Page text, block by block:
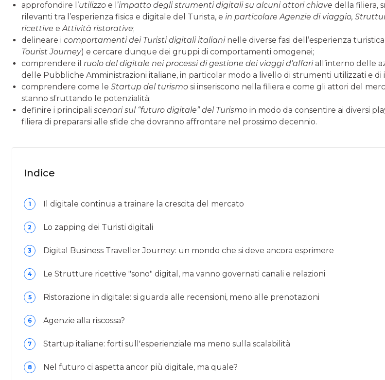
approfondire l’utilizzo e l’impatto degli strumenti digitali su alcuni attori chiave della filiera,
rilevanti tra l’esperienza fisica e digitale del Turista, e in particolare Agenzie di viaggio,
ricettive e Attività ristorative;
delineare i comportamenti dei Turisti digitali italianinelle diverse fasi dell’esperienza turistica
Tourist Journey) e cercare dunque dei gruppi di comportamenti omogenei;
comprendere il ruolo del digitale nei processi di gestione dei viaggi d’affariall’interno delle
delle Pubbliche Amministrazioni italiane, in particolar modo a livello di strumenti utilizzati e di
comprendere come le Startup del turismo si inseriscono nella filiera e come gli attori del
stanno sfruttando le potenzialità;
definire i principali scenari sul “futuro digitale” del Turismo in modo da consentire ai diversi
filiera di prepararsi alle sfide che dovranno affrontare nel prossimo decennio.
Indice
1 Il digitale continua a trainare la crescita del mercato
2 Lo zapping dei Turisti digitali
3 Digital Business Traveller Journey: un mondo che si deve ancora esprimere
4 Le Strutture ricettive "sono" digital, ma vanno governati canali e relazioni
5 Ristorazione in digitale: si guarda alle recensioni, meno alle prenotazioni
6 Agenzie alla riscossa?
7 Startup italiane: forti sull'esperienziale ma meno sulla scalabilità
8 Nel futuro ci aspetta ancor più digitale, ma quale?